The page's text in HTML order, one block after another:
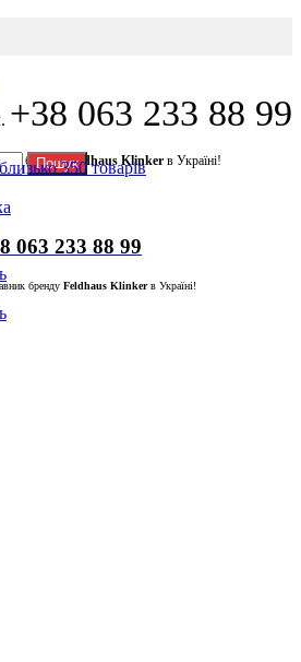
брендуFeldhaus Klinkerв Україні!
+38 063 233 88 99
Пошук
063 233 88 99
близько 350 товарів
бренду Feldhaus Klinkerв Україні!